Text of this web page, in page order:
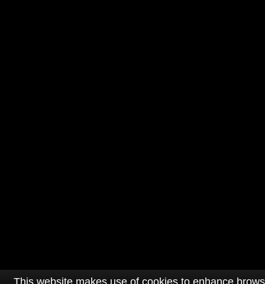
This website makes use of cookies to enhance